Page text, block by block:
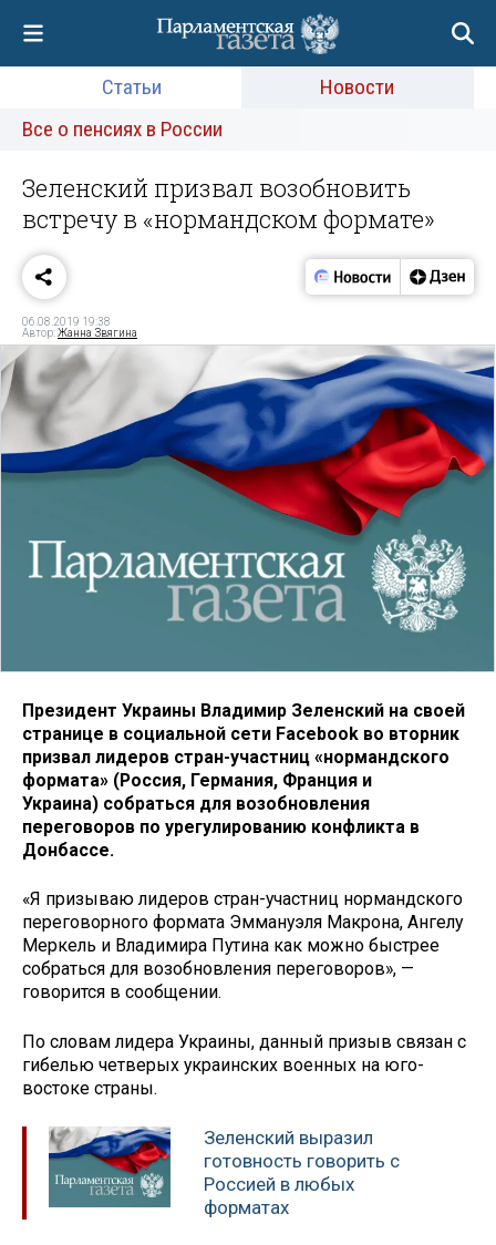
Статьи
Новости
Все о пенсиях в России
Зеленский призвал возобновить
встречу в «нормандском формате»
06.08.2019 19:38
Автор:Жанна Звягина
Президент Украины Владимир Зеленский на своей
странице в социальной сети Facebook во вторник
призвал лидеров стран-участниц «нормандского
формата» (Россия, Германия, Франция и
Украина) собраться для возобновления
переговоров по урегулированию конфликта в
Донбассе.
«Я призываю лидеров стран-участниц нормандского
переговорного формата Эммануэля Макрона, Ангелу
Меркель и Владимира Путина как можно быстрее
собраться для возобновления переговоров», —
говорится в сообщении.
По словам лидера Украины, данный призыв связан с
гибелью четверых украинских военных на юго-
востоке страны.
Зеленский выразил
готовность говорить с
Россией в любых
форматах